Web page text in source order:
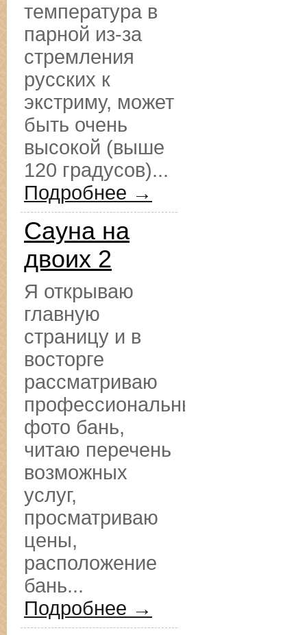
температура в
парной из-за
стремления
русских к
экстриму, может
быть очень
высокой (выше
120 градусов)...
Подробнее →
Сауна на
двоих 2
Я открываю
главную
страницу и в
восторге
рассматриваю
профессиональные
фото бань,
читаю перечень
возможных
услуг,
просматриваю
цены,
расположение
бань...
Подробнее →